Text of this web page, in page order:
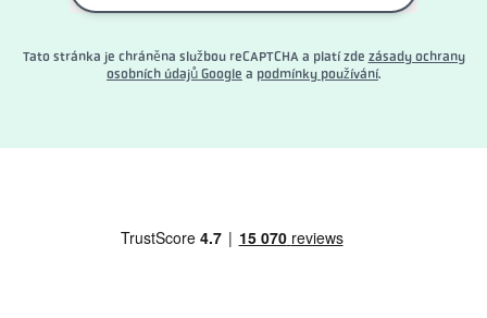
Tato stránka je chráněna službou reCAPTCHA a platí zde zásady ochrany
osobních údajů Google a podmínky používání.